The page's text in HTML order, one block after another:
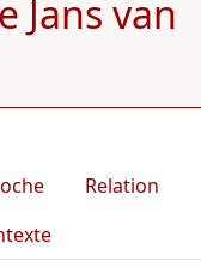
Jans van
Relation